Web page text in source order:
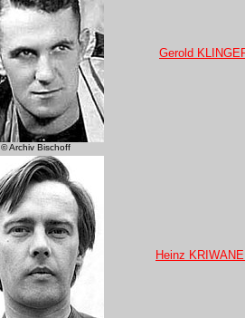
© Archiv Bischoff
Gerold
Heinz